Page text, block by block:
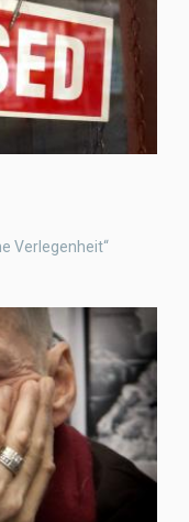
Verlegenheit“